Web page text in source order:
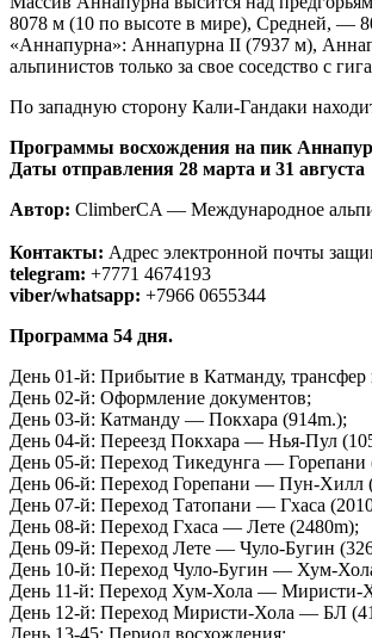
8078 м (10 по высоте в мире), Средней, —
«Аннапурна»: Аннапурна II (7937 м),
альпинистов только за свое соседство с
По западную сторону Кали-Гандаки
Программы восхождения на пик
Даты отправления 28 марта и 31 августа
Автор: ClimberCA — Международное
Контакты: Адрес электронной почты
telegram: +7771 4674193
viber/whatsapp: +7966 0655344
Программа 54 дня.
День 01-й: Прибытие в Катманду, трансфер
День 02-й: Оформление документов;
День 03-й: Катманду — Покхара (914m.);
День 04-й: Переезд Покхара — Нья-Пул
День 05-й: Переход Тикедунга — Горепани
День 06-й: Переход Горепани — Пун-Хилл
День 07-й: Переход Татопани — Гхаса
День 08-й: Переход Гхаса — Лете (2480m);
День 09-й: Переход Лете — Чуло-Бугин
День 10-й: Переход Чуло-Бугин — Хум-
День 11-й: Переход Хум-Хола — Миристи-
День 12-й: Переход Миристи-Хола — БЛ